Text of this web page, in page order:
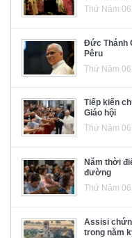
Thứ Năm
Đức Thánh
Pêru
Thứ Năm
Tiếp kiến
Giáo hội
Thứ Năm
Năm thời
đường
Thứ Năm
Assisi
trong năm